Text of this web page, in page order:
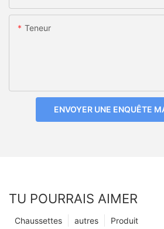
Teneur
ENVOYER UNE ENQUÊTE
TU POURRAIS AIMER
Produit
autres
Chaussettes